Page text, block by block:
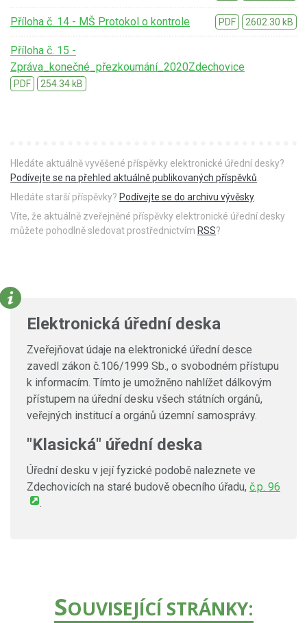
Příloha č. 14 - MŠ Protokol o kontrole PDF 2602.30 kB
Příloha č. 15 -
Zpráva_konečné_přezkoumání_2020Zdechovice
PDF 254.34 kB
Hledáte aktuálně vyvěšené příspěvky elektronické úřední desky?
Podívejte se na přehled aktuálně publikovaných příspěvků
Hledáte starší příspěvky? Podívejte se do archivu vývěsky.
Víte, že aktuálně zveřejněné příspěvky elektronické úřední desky
můžete pohodlně sledovat prostřednictvím RSS?
Elektronická úřední deska
Zveřejňovat údaje na elektronické úřední desce
zavedl zákon č.106/1999 Sb., o svobodném přístupu
k informacím. Tímto je umožněno nahlížet dálkovým
přístupem na úřední desku všech státních orgánů,
veřejných institucí a orgánů územní samosprávy.
"Klasická" úřední deska
Úřední desku v její fyzické podobě naleznete ve
Zdechovicích na staré budově obecního úřadu, č.p. 96
.
SOUVISEJÍCÍ STRÁNKY: